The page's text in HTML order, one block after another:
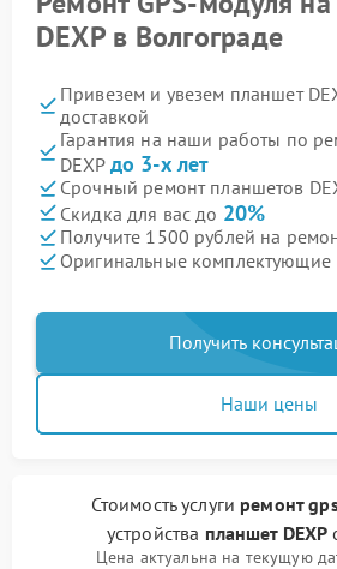
DEXP в Волгограде
Привезем и увезем планшет
доставкой
Гарантия на наши работы по
DEXP до 3-х лет
Срочный ремонт планшетов
Скидка для вас до 20%
Получите 1500 рублей на
Оригинальные комплектующие
Получить
Наши цены
Стоимость услуги ремонт
устройства планшет DEXP
Цена актуальна на текущую